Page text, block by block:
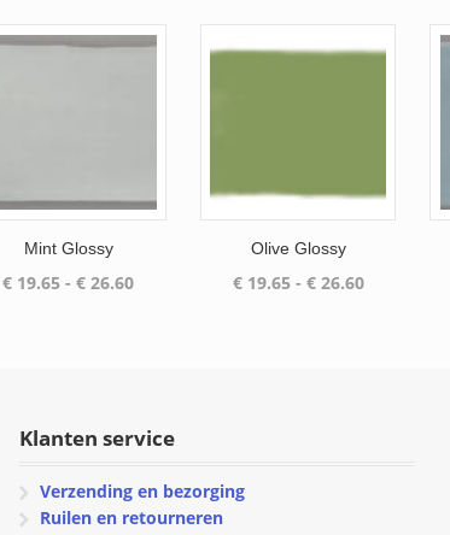
€ 26.60
Mint Glossy
€ 19.65 - € 26.60Prijsklasse:
Olive Glossy
€19.65 - €26.60Prijsklasse:
Klanten service
Verzending en bezorging
Ruilen en retourneren